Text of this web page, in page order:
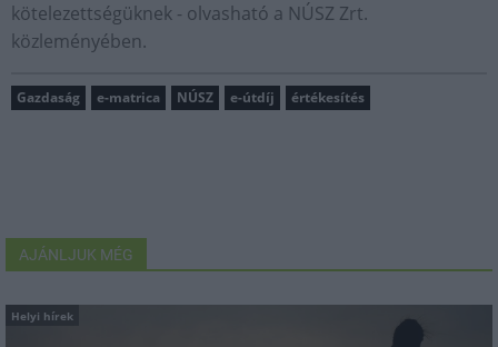
kötelezettségüknek - olvasható a NÚSZ Zrt.
közleményében.
Gazdaság e-matrica NÚSZ e-útdíj értékesítés
AJÁNLJUK MÉG
Helyi hírek